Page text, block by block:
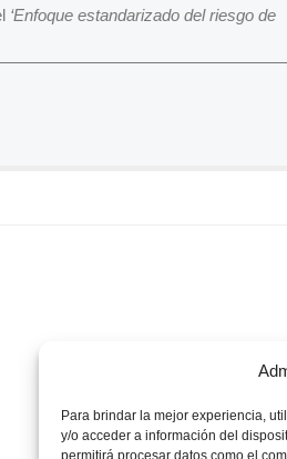
Para brindar la mejor experiencia,
y/o acceder a información del
‘Enfoque estandarizado del riesgo de